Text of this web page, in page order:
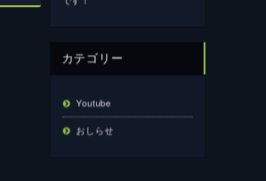
カテゴリー
Youtube
おしらせ